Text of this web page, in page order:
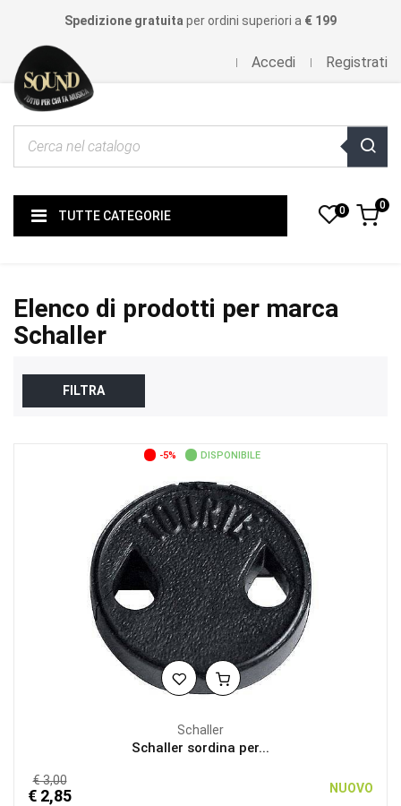
Spedizione gratuita per ordini superiori a € 199
Accedi Registrati
TUTTE CATEGORIE 0 0
Elenco di prodotti per marca
Schaller
FILTRA
-5% DISPONIBILE
Schaller
Schaller sordina per...
€ 3,00
€ 2,85 NUOVO